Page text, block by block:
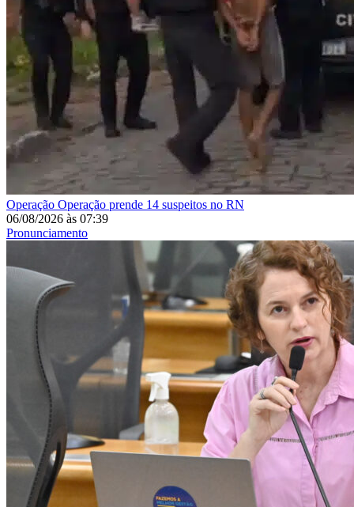
Operação Operação prende 14 suspeitos no RN
06/08/2026 às 07:39
Pronunciamento